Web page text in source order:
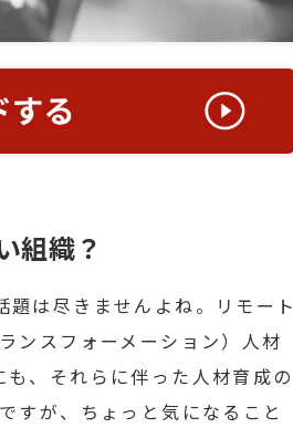
組織？
は尽きませんよね。リモート
ンスフォーメーション）人材
、それらに伴った人材育成の
すが、ちょっと気になること